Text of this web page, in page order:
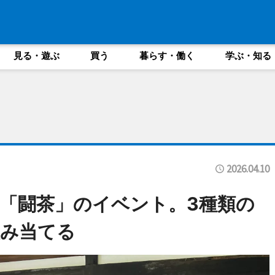
見る・遊ぶ 買う 暮らす・働く 学ぶ・知る
2026.04.10
闘茶」のイベント。3種類の
当てる